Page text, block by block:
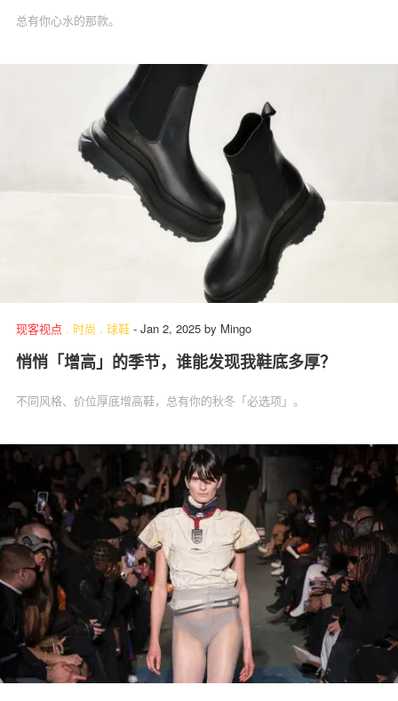
总有你心水的那款。
现客视点 . 时尚 . 球鞋 - Jan 2, 2025 by Mingo
悄悄「增高」的季节，谁能发现我鞋底多厚？
不同风格、价位厚底增高鞋，总有你的秋冬「必选项」。